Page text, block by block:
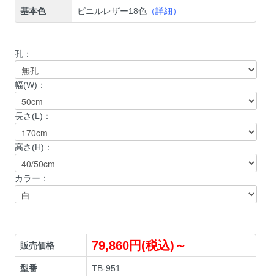
基本色 ビニルレザー18色 （詳細）
孔：
幅(W)：
長さ(L)：
高さ(H)：
カラー：
販売価格 79,860円(税込)～
型番 TB-951